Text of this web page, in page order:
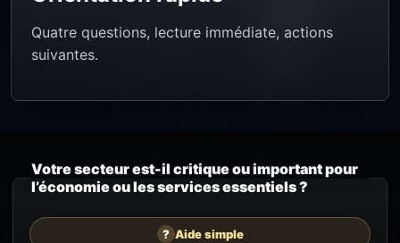
Quatre questions, lecture immédiate, actions
suivantes.
Votre secteur est-il critique ou important pour
l’économie ou les services essentiels ?
? Aide simple